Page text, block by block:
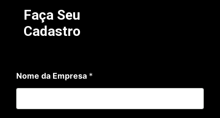
Faça Seu
Cadastro
Nome da Empresa *